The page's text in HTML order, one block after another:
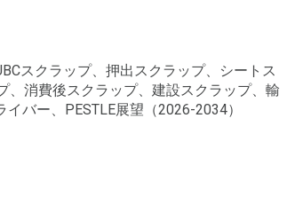
スクラップ、押出スクラップ、シートス
、消費後スクラップ、建設スクラップ、輸
バー、PESTLE展望（2026-2034）